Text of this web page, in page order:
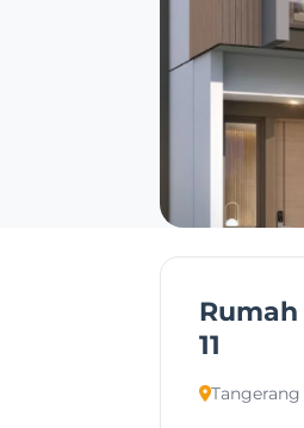
11
Tangerang